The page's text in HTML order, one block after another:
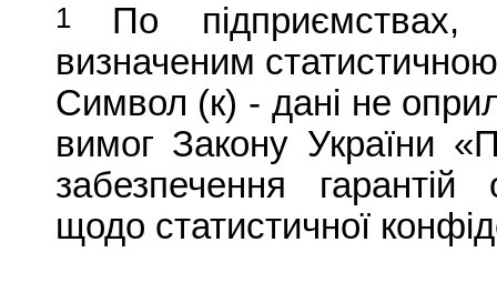
1
По підприємствах,
визначеним
Символ (к) - дані не
вимог Закону України
забезпечення гарантій
щодо статистичної